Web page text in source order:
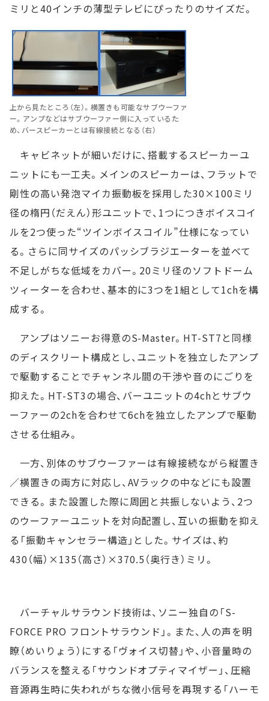
ミリと40インチの薄型テレビにぴったりのサイズだ。
上から見たところ（左）。横置きも可能なサブウーファ
ー。アンプなどはサブウーファー側に入っているた
め、バースピーカーとは有線接続となる（右）
キャビネットが細いだけに、搭載するスピーカーユ
ニットにも一工夫。メインのスピーカーは、フラットで
剛性の高い発泡マイカ振動板を採用した30×100ミリ
径の楕円（だえん）形ユニットで、1つにつきボイスコイ
ルを2つ使った“ツインボイスコイル”仕様になってい
る。さらに同サイズのパッシブラジエーターを並べて
不足しがちな低域をカバー。20ミリ径のソフトドーム
ツィーターを合わせ、基本的に3つを1組として1chを構
成する。
アンプはソニーお得意のS-Master。HT-ST7と同様
のディスクリート構成とし、ユニットを独立したアンプ
で駆動することでチャンネル間の干渉や音のにごりを
抑えた。HT-ST3の場合、バーユニットの4chとサブウ
ーファーの2chを合わせて6chを独立したアンプで駆動
させる仕組み。
一方、別体のサブウーファーは有線接続ながら縦置き
／横置きの両方に対応し、AVラックの中などにも設置
できる。また設置した際に周囲と共振しないよう、2つ
のウーファーユニットを対向配置し、互いの振動を抑え
る「振動キャンセラー構造」とした。サイズは、約
430（幅）×135（高さ）×370.5（奥行き）ミリ。
バーチャルサラウンド技術は、ソニー独自の「S-
FORCE PRO フロントサラウンド」。また、人の声を明
瞭（めいりょう）にする「ヴォイス切替」や、小音量時の
バランスを整える「サウンドオプティマイザー」、圧縮
音源再生時に失われがちな微小信号を再現する「ハーモ